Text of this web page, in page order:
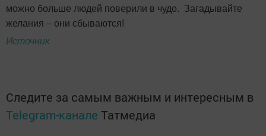
можно больше людей поверили в чудо. Загадывайте
желания – они сбываются!
Источник
Следите за самым важным и интересным в
Telegram-канале Татмедиа